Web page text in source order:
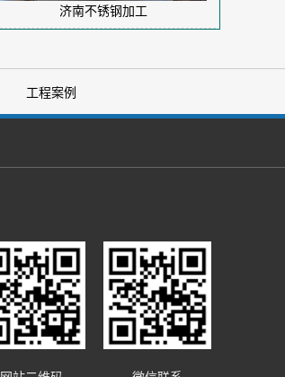
济南不锈钢加工
工程案例